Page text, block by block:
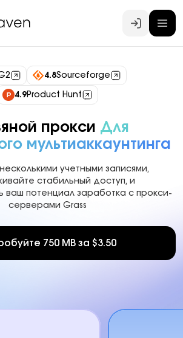
Войти
4.8Sourceforge
4.9Product Hunt
прокси Для
мультиаккаунтинга
учетными записями,
стабильный доступ, и
ваш потенциал заработка с прокси-
серверами Grass
750 MB за $3.50